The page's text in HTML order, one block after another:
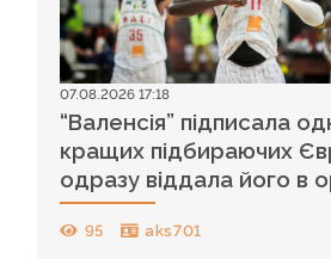
07.08.2026 17:18
“Валенсія” підписала
кращих підбираючих
одразу віддала його в
95 aks701